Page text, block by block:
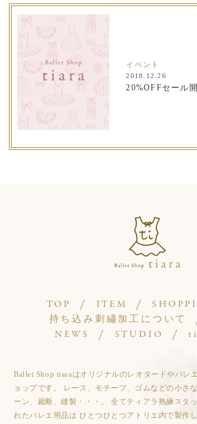
イベント
2018.12.26
20%OFFセール
TOP ITEM
持ち込み刺繡加工について
NEWS
STUDIO
Ballet Shop tiaraはオリジナルのレオタードやバレ
ョップです。 レース、モチーフ、ゴムなどの小さ
ーン、裁断、縫製・・・。 全てティアラ熟練スタ
れたバレエ用品は ひとつひとつアトリエ内で製作